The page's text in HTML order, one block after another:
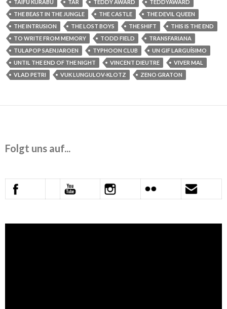
TAIFŪ KURABU TÁR TEDDY AWARD
TEDDYAWARD
THE BEAST IN THE JUNGLE
THE CASTLE
THE DEVIL QUEEN
THE INTRUSION
THE LOST BOYS THE SHIFT
THIS IS THE END
TO WRITE FROM MEMORY
TODD FIELD
TRANSFARIANA
TULAPOP SAENJAROEN
TYPHOON CLUB
UN GIF LARGUÍSIMO
UNTIL THE END OF THE NIGHT
VINCENT DIEUTRE
VIVER MAL
VLAD PETRI
VUK LUNGULOV-KLOTZ ZENO GRATON
Folgt uns auf...